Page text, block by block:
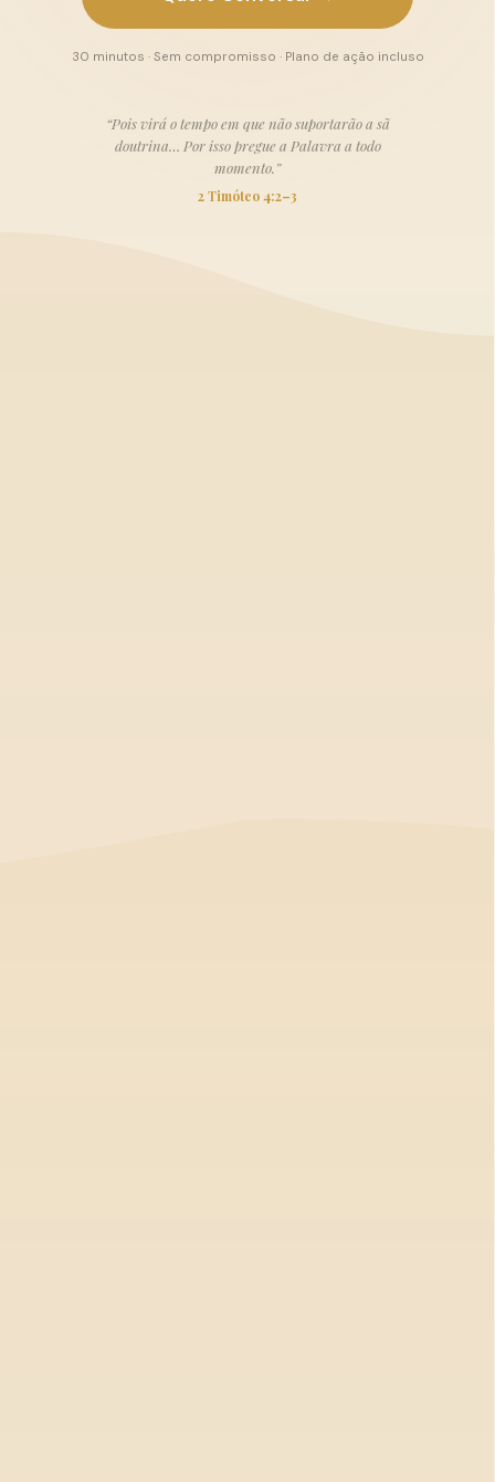
30 minutos · Sem compromisso · Plano de ação incluso
“Pois virá o tempo em que não suportarão a sã
doutrina… Por isso pregue a Palavra a todo
momento.”
2 Timóteo 4:2–3